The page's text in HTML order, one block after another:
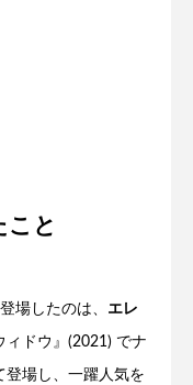
こと
場したのは、 エレ
ィドウ』(2021) でナ
登場し、一躍人気を